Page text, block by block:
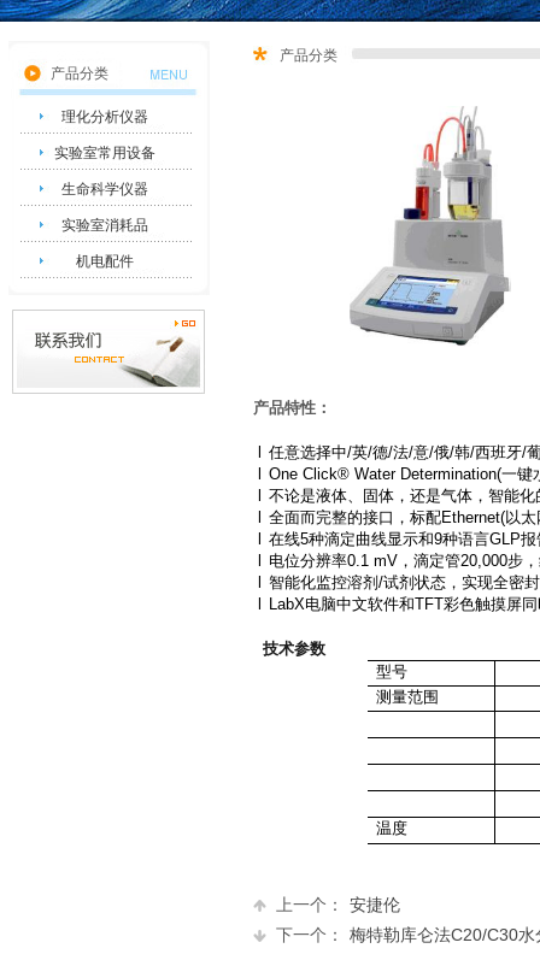
产品分类
理化分析仪器
实验室常用设备
生命科学仪器
实验室消耗品
机电配件
产品特性：
任意选择中/英/德/法/意/俄/韩/西班牙/
One Click® Water Determination(一键
不论是液体、固体，还是气体，智能化
全面而完整的接口，标配Ethernet(以太
在线5种滴定曲线显示和9种语言GLP报
电位分辨率0.1 mV ，滴定管20,000步
智能化监控溶剂 /试剂状态，实现全密
LabX电脑中文软件和TFT彩色触摸屏
技术参数
型号
测量范围
温度
上一个：
安捷伦
下一个：
梅特勒库仑法C20/C30水
产品分类